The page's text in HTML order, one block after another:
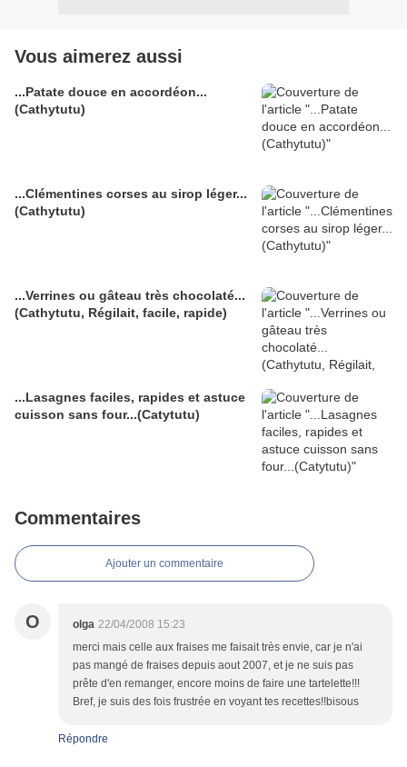
Vous aimerez aussi
...Patate douce en accordéon...
(Cathytutu)
...Clémentines corses au sirop léger...
(Cathytutu)
...Verrines ou gâteau très chocolaté...
(Cathytutu, Régilait, facile, rapide)
...Lasagnes faciles, rapides et astuce
cuisson sans four...(Catytutu)
Commentaires
Ajouter un commentaire
O olga 22/04/2008 15:23
merci mais celle aux fraises me faisait très envie, car je n'ai
pas mangé de fraises depuis aout 2007, et je ne suis pas
prête d'en remanger, encore moins de faire une tartelette!!!
Bref, je suis des fois frustrée en voyant tes recettes!!bisous
Répondre